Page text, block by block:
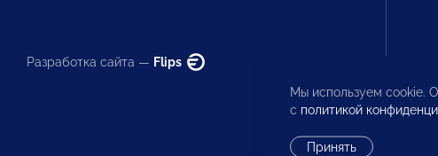
Разработка сайта — Flips
Мы используем cookie.
с политикой
Принять